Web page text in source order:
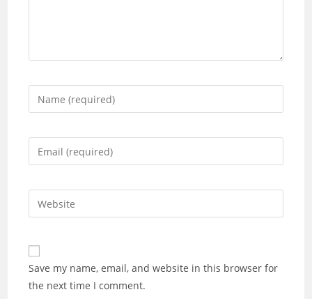
Enter
your
username
comment
Enter
your
address
to
Enter
your
URL
(optional)
Save my name, email, and website in this browser for
the next time I comment.